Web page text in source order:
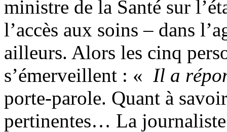
ministre de la Santé sur
l’accès aux soins – dans
ailleurs. Alors les cinq
s’émerveillent : « Il a
porte-parole. Quant à
pertinentes… La